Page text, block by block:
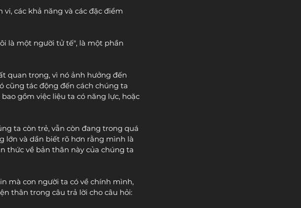
các khả năng và các đặc điểm
là một người tử tế", là một phần
quan trọng, vì nó ảnh hưởng đến
cũng tác động đến cách chúng ta
gồm việc liệu ta có năng lực, hoặc
ta còn trẻ, vẫn còn đang trong quá
lớn và dần biết rõ hơn rằng mình là
thức về bản thân này của chúng ta
mà con người ta có về chính mình,
thân trong câu trả lời cho câu hỏi: